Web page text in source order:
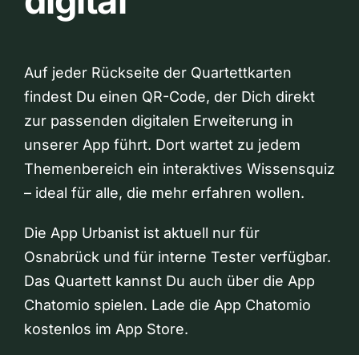
Auf jeder Rückseite der Quartettkarten
findest Du einen QR-Code, der Dich direkt
zur passenden digitalen Erweiterung in
unserer App führt. Dort wartet zu jedem
Themenbereich ein interaktives Wissensquiz
– ideal für alle, die mehr erfahren wollen.
Die App Urbanist ist aktuell nur für
Osnabrück und für interne Tester verfügbar.
Das Quartett kannst Du auch über die App
Chatomio spielen. Lade die App Chatomio
kostenlos im App Store.